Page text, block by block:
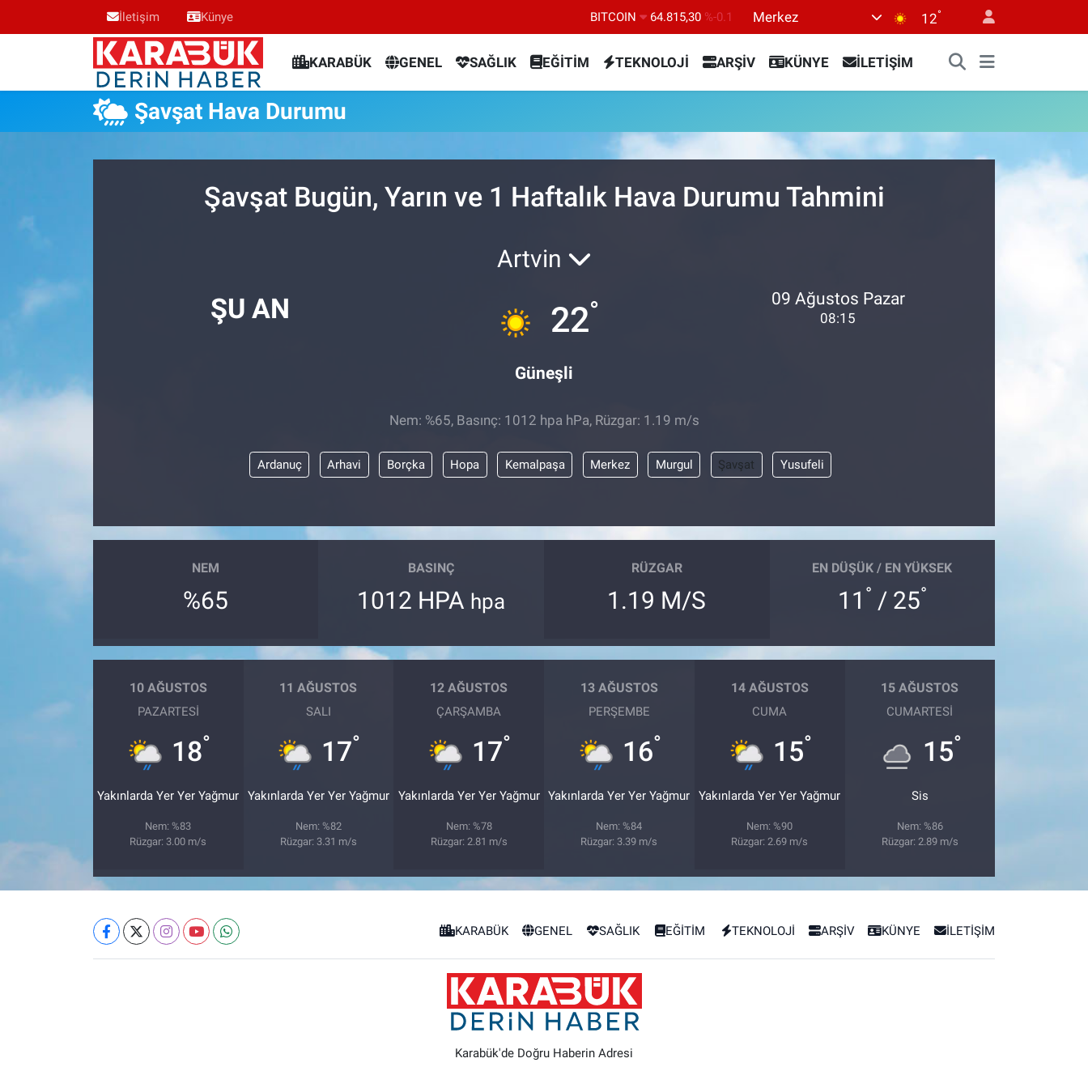
İletişim Künye BITCOIN 64.815,30 %-0.1
GRAM ALTIN
6660.55 %0
BİST100
13.779 %-14
Merkez 12°
KARABÜK GENEL SAĞLIK EĞİTİM TEKNOLOJİ ARŞİV KÜNYE İLETİŞİM
Şavşat Hava Durumu
Şavşat Bugün, Yarın ve 1 Haftalık Hava Durumu Tahmini
ŞU AN
Artvin
22°
Güneşli
09 Ağustos Pazar
08:15
Nem: %65, Basınç: 1012 hpa hPa, Rüzgar: 1.19 m/s
Ardanuç Arhavi Borçka Hopa Kemalpaşa Merkez Murgul Şavşat Yusufeli
NEM
%65
BASINÇ
1012 HPA hpa
RÜZGAR
1.19 M/S
EN DÜŞÜK / EN YÜKSEK
11 ° / 25°
10 AĞUSTOS
PAZARTESI
18°
Yakınlarda Yer Yer Yağmur
Nem: %83
Rüzgar: 3.00 m/s
11 AĞUSTOS
SALI
17°
Yakınlarda Yer Yer Yağmur
Nem: %82
Rüzgar: 3.31 m/s
12 AĞUSTOS
ÇARŞAMBA
17°
Yakınlarda Yer Yer Yağmur
Nem: %78
Rüzgar: 2.81 m/s
13 AĞUSTOS
PERŞEMBE
16°
Yakınlarda Yer Yer Yağmur
Nem: %84
Rüzgar: 3.39 m/s
14 AĞUSTOS
CUMA
15°
Yakınlarda Yer Yer Yağmur
Nem: %90
Rüzgar: 2.69 m/s
15 AĞUSTOS
CUMARTESI
15°
Sis
Nem: %86
Rüzgar: 2.89 m/s
KARABÜK GENEL SAĞLIK EĞİTİM TEKNOLOJİ ARŞİV KÜNYE İLETİŞİM
Karabük'de Doğru Haberin Adresi
Karabük Nöbetçi Eczaneler
Karabük Hava Durumu
Süper Lig Puan Durumu ve Fikstür
Haber Arşivi